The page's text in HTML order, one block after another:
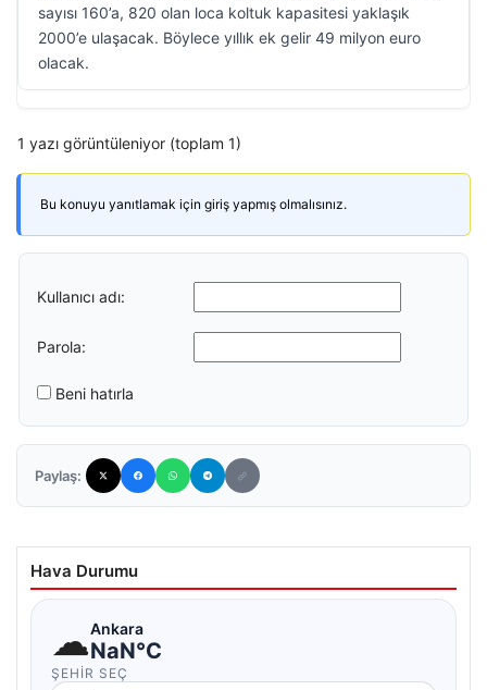
sayısı 160’a, 820 olan loca koltuk kapasitesi yaklaşık
2000’e ulaşacak. Böylece yıllık ek gelir 49 milyon euro
olacak.
1 yazı görüntüleniyor (toplam 1)
Bu konuyu yanıtlamak için giriş yapmış olmalısınız.
Kullanıcı adı:
Parola:
Beni hatırla
Paylaş:
Hava Durumu
☁Ankara
NaN°C
ŞEHIR SEÇ